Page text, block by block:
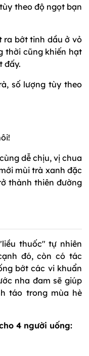
theo độ ngọt bạn
ra bớt tinh dầu ở vỏ
thời cũng khiến hạt
đấy.
số lượng tùy theo
dễ chịu, vị chua
mùi trà xanh đặc
thành thiên đường
thuốc" tự nhiên
đó, còn có tác
bớt các vi khuẩn
nha đam sẽ giúp
táo trong mùa hè
4 người uống: